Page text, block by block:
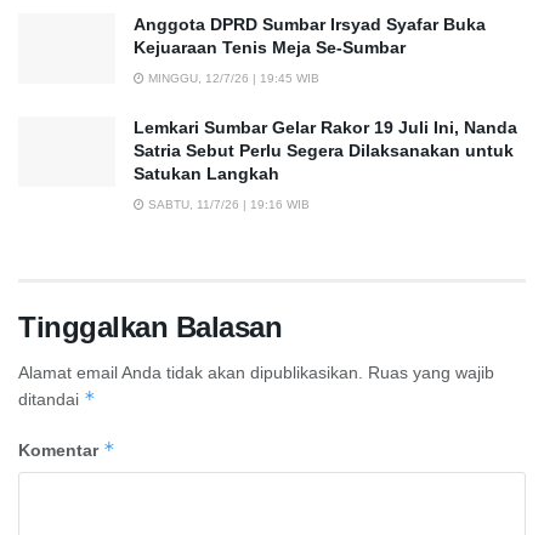
Anggota DPRD Sumbar Irsyad Syafar Buka
Kejuaraan Tenis Meja Se-Sumbar
MINGGU, 12/7/26 | 19:45 WIB
Lemkari Sumbar Gelar Rakor 19 Juli Ini, Nanda
Satria Sebut Perlu Segera Dilaksanakan untuk
Satukan Langkah
SABTU, 11/7/26 | 19:16 WIB
Tinggalkan Balasan
Alamat email Anda tidak akan dipublikasikan. Ruas yang wajib
ditandai *
Komentar *